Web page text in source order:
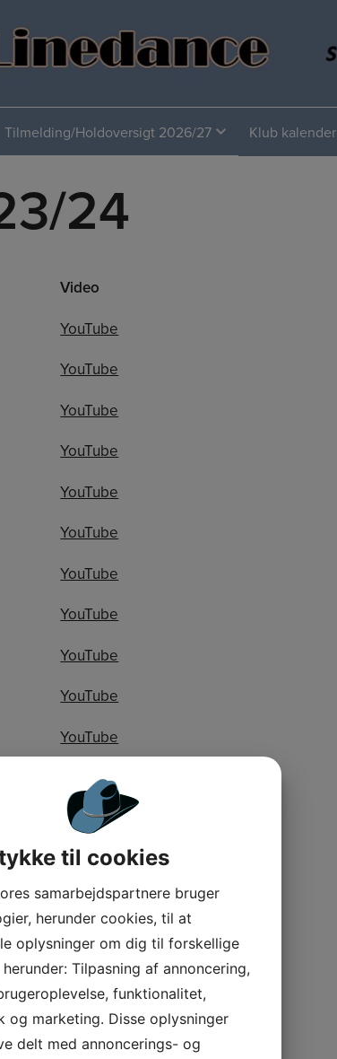
Tilmelding/Holdoversigt 2026/27 Klub kalender
24
Video
YouTube
YouTube
YouTube
YouTube
YouTube
YouTube
YouTube
YouTube
YouTube
YouTube
YouTube
YouTube
YouTube
YouTube
YouTube
YouTube
YouTube
YouTube
til cookies
samarbejdspartnere bruger
herunder cookies, til at
oplysninger om dig til forskellige
Tilpasning af annoncering,
funktionalitet,
og marketing. Disse oplysninger
delt med annoncerings- og